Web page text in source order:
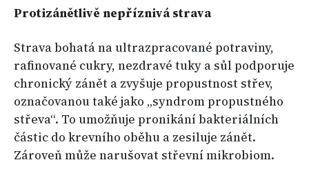
Protizánětlivě nepříznivá strava
Strava bohatá na ultrazpracované potraviny,
rafinované cukry, nezdravé tuky a sůl podporuje
chronický zánět a zvyšuje propustnost střev,
označovanou také jako „syndrom propustného
střeva“. To umožňuje pronikání bakteriálních
částic do krevního oběhu a zesiluje zánět.
Zároveň může narušovat střevní mikrobiom.